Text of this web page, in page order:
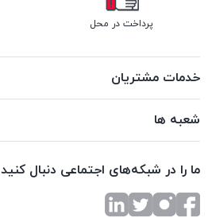
پرداخت در محل
خدمات مشتریان
شعبه ها
ما را در شبکه‌های اجتماعی دنبال کنید